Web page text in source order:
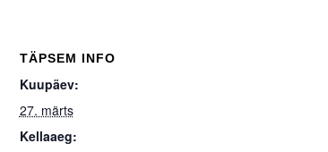
TÄPSEM INFO
Kuupäev:
27. märts
Kellaaeg: